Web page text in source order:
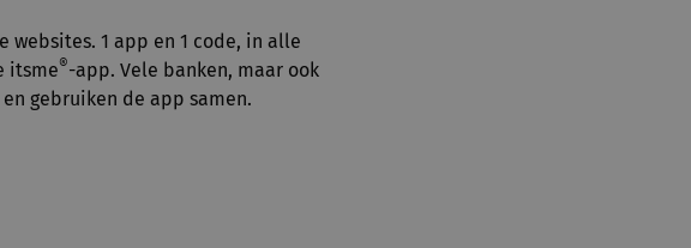
1 app en 1 code, in alle
itsme®-app. Vele banken, maar ook
gebruiken de app samen.